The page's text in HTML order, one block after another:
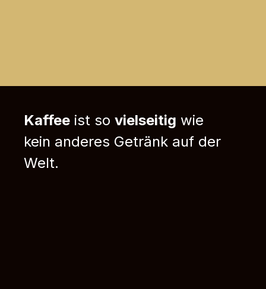
Kaffee ist so vielseitig wie
kein anderes Getränk auf der
Welt.